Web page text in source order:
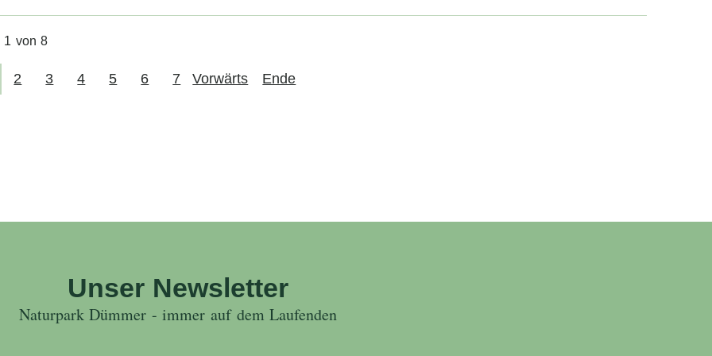
1 von 8
2 3 4 5 6 7 Vorwärts Ende
Unser Newsletter
Naturpark Dümmer - immer auf dem Laufenden